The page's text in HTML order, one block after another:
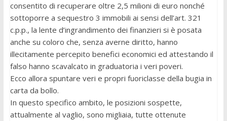
consentito di recuperare oltre 2,5 milioni di euro nonché
sottoporre a sequestro 3 immobili ai sensi dell’art. 321
c.p.p., la lente d’ingrandimento dei finanzieri si è posata
anche su coloro che, senza averne diritto, hanno
illecitamente percepito benefici economici ed attestando il
falso hanno scavalcato in graduatoria i veri poveri.
Ecco allora spuntare veri e propri fuoriclasse della bugia in
carta da bollo.
In questo specifico ambito, le posizioni sospette,
attualmente al vaglio, sono migliaia, tutte ottenute